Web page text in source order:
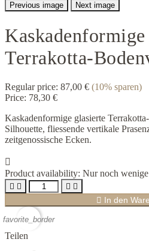
Previous image Next image
Terrakotta-
Regular price: 87,00 € (10% sparen)
Price: 78,30 €
Kaskadenformige glasierte
Silhouette, fliessende vertikale
zeitgenossische Ecken.

Product availability: Nur noch
   
 In den
favorite_border
Teilen